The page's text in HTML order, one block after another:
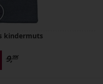
kindermuts
9,99€